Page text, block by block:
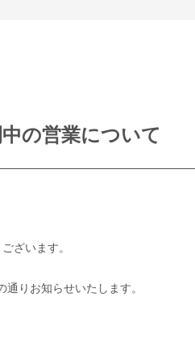
の営業について
ざいます。
りお知らせいたします。